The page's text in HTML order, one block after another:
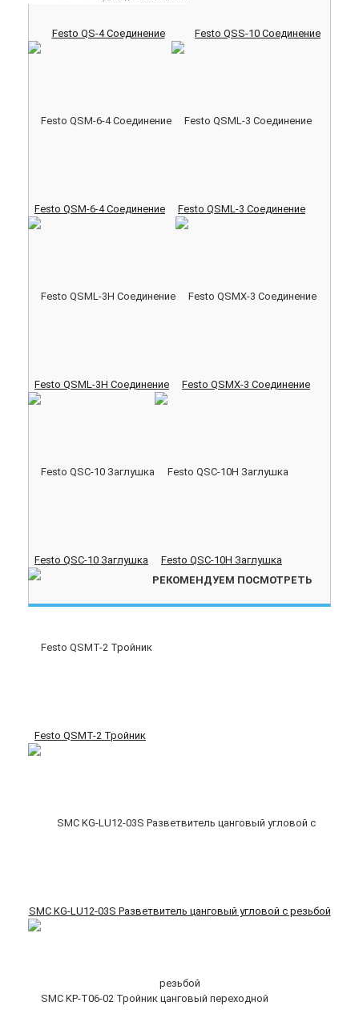
Festo QS-4 Соединение Festo QSS-10 Соединение
Festo QSM-6-4 Соединение Festo QSML-3 Соединение
Festo QSML-3H Соединение Festo QSMX-3 Соединение
Festo QSC-10 Заглушка Festo QSC-10H Заглушка
Festo QSMT-2 Тройник
SMC KG-LU12-03S Разветвитель цанговый угловой с резьбой
РЕКОМЕНДУЕМ ПОСМОТРЕТЬ